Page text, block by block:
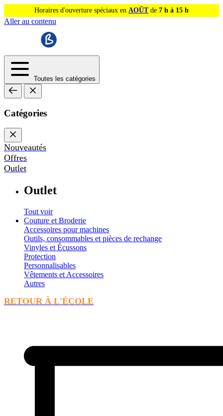
Horaires d'ouverture spéciaux en AOÛTde 7 h à 15 h
Aller au contenu
Toutes les catégories
Catégories
Nouveautés
Offres
Outlet
Outlet
Tout voir
Couture et Broderie
Accessoires pour machines
Outils, consommables et pièces de rechange
Vinyles et Écussons
Protection
Personnalisables
Vêtements et Accessoires
Autres
RETOUR À L'ÉCOLE